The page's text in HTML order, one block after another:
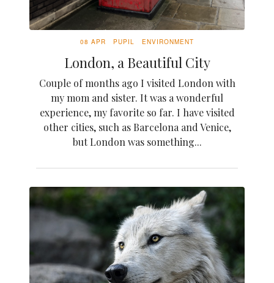
08 APR PUPIL ENVIRONMENT
London, a Beautiful City
Couple of months ago I visited London with
my mom and sister. It was a wonderful
experience, my favorite so far. I have visited
other cities, such as Barcelona and Venice,
but London was something...